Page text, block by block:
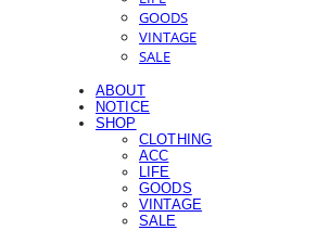
GOODS
VINTAGE
SALE
ABOUT
NOTICE
SHOP
CLOTHING
ACC
LIFE
GOODS
VINTAGE
SALE